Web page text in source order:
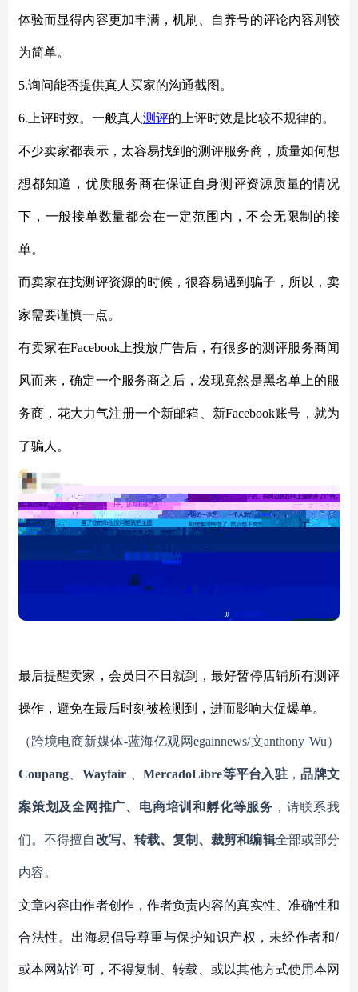
体验而显得内容更加丰满，机刷、自养号的评论内容则较
为简单。
5.询问能否提供真人买家的沟通截图。
6.上评时效。一般真人 测评的上评时效是比较不规律的。
不少卖家都表示，太容易找到的测评服务商，质量如何想
想都知道，优质服务商在保证自身测评资源质量的情况
下，一般接单数量都会在一定范围内，不会无限制的接
单。
而卖家在找测评资源的时候，很容易遇到骗子，所以，卖
家需要谨慎一点。
有卖家在Facebook上投放广告后，有很多的测评服务商闻
风而来，确定一个服务商之后，发现竟然是黑名单上的服
务商，花大力气注册一个新邮箱、新Facebook账号，就为
了骗人。
最后提醒卖家，会员日不日就到，最好暂停店铺所有测评
操作，避免在最后时刻被检测到，进而影响大促爆单。
（跨境电商新媒体-蓝海亿观网egainnews/文anthony Wu）
Coupang Wayfair 、MercadoLibre等平台入驻 ，品牌文
案策划及全网推广、电商培训和孵化等服务 ，请联系我
们。不得擅自改写、转载、复制、裁剪和编辑全部或部分
内容。
文章内容由作者创作，作者负责内容的真实性、准确性和
合法性。出海易倡导尊重与保护知识产权，未经作者和/
或本网站许可，不得复制、转载、或以其他方式使用本网